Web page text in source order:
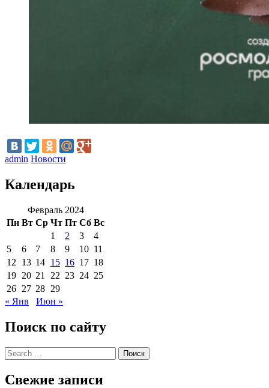
admin Новости
Календарь
Февраль 2024
Пн Вт Ср Чт Пт Сб Вс
1
2 3
4
5
6 7 8 9 10 11
12
13 14 15 16 17 18
19 20 21 22 23 24 25
26 27 28 29
« Янв
Июн »
Поиск по сайту
Свежие записи